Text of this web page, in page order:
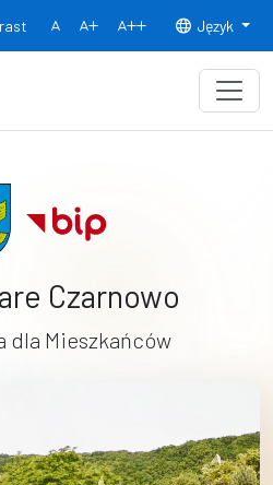
Normalny rozmiar czcionki
Rozmiar czcionki 150% Rozmiar
Język
Czarnowo
dla Mieszkańców